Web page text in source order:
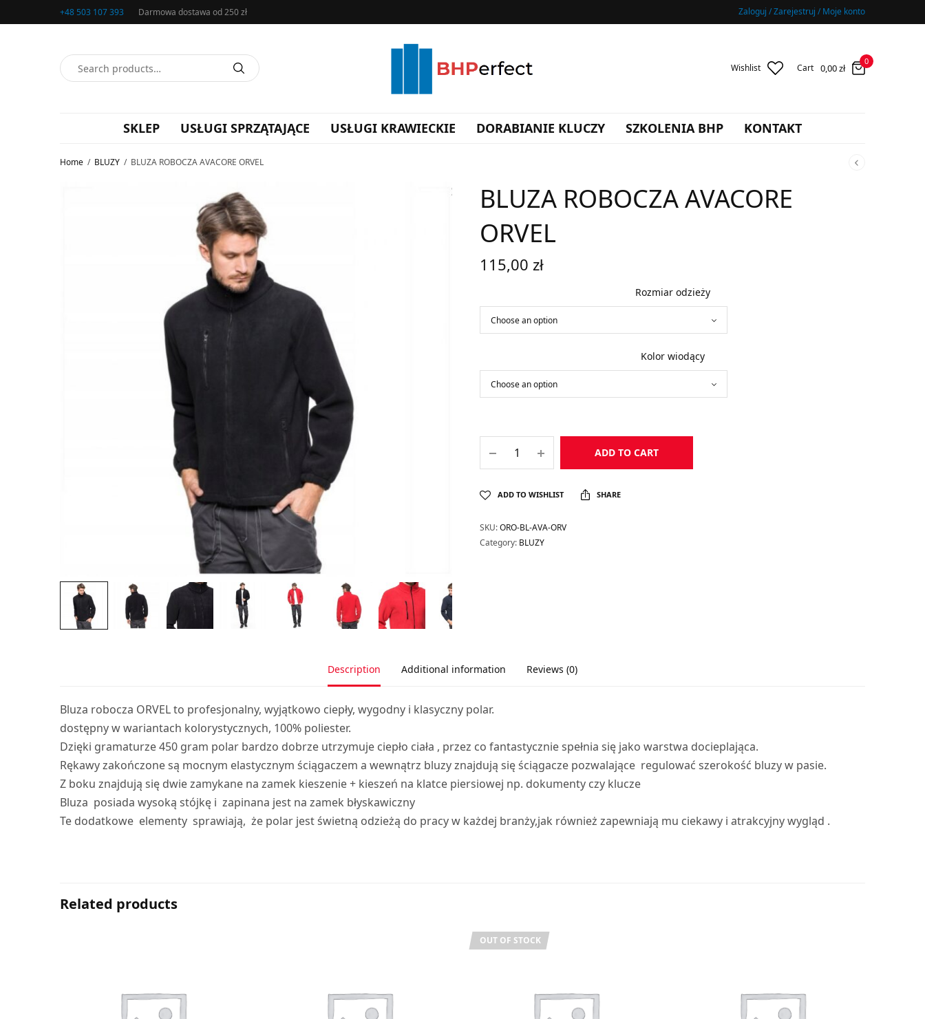
+48 503 107 393 Darmowa dostawa od 250 zł Zaloguj / Zarejestruj / Moje konto
Wishlist Cart 0,00zł
0
SKLEP USŁUGI SPRZĄTAJĄCE USŁUGI KRAWIECKIE DORABIANIE KLUCZY SZKOLENIA BHP KONTAKT
Home / BLUZY / BLUZA ROBOCZA AVACORE ORVEL
BLUZA ROBOCZA AVACORE
ORVEL
115,00 zł
Rozmiar odzieży
Kolor wiodący
ADD TO CART
ADD TO WISHLIST SHARE
SKU:ORO-BL-AVA-ORV
Category: BLUZY
Description Additional information Reviews (0)
Bluza robocza ORVEL to profesjonalny, wyjątkowo ciepły, wygodny i klasyczny polar.
dostępny w wariantach kolorystycznych, 100% poliester.
Dzięki gramaturze 450 gram polar bardzo dobrze utrzymuje ciepło ciała , przez co fantastycznie spełnia się jako warstwa docieplająca.
Rękawy zakończone są mocnym elastycznym ściągaczem a wewnątrz bluzy znajdują się ściągacze pozwalające regulować szerokość bluzy w pasie.
Z boku znajdują się dwie zamykane na zamek kieszenie + kieszeń na klatce piersiowej np. dokumenty czy klucze
Bluza posiada wysoką stójkę i zapinana jest na zamek błyskawiczny
Te dodatkowe elementy sprawiają, że polar jest świetną odzieżą do pracy w każdej branży,jak również zapewniają mu ciekawy i atrakcyjny wygląd .
Related products
OUT OF STOCK